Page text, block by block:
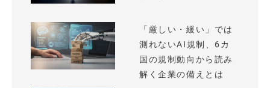
「厳しい・緩い」では
測れないAI規制、6カ
国の規制動向から読み
解く企業の備えとは